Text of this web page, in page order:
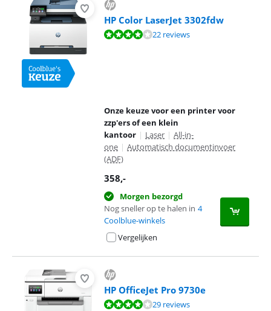
HP Color LaserJet 3302fdw
Beoordeling is 8,3 van de 10, gebaseerd op 22 reviews.
22 reviews
Onze keuze voor een printer voor
zzp'ers of een klein
kantoor | Laser | All-in-
one | Automatisch documentinvoer
(ADF)
358,-
Morgen bezorgd
Nog sneller op te halen in 4
Coolblue-winkels
Vergelijken
HP OfficeJet Pro 9730e
Beoordeling is 8,2 van de 10, gebaseerd op 29 reviews.
29 reviews